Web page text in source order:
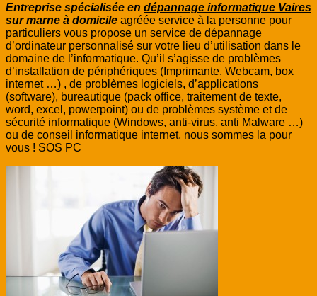
Entreprise spécialisée en dépannage informatique Vaires
sur marne à domicile agréée service à la personne pour
particuliers vous propose un service de dépannage
d’ordinateur personnalisé sur votre lieu d’utilisation dans le
domaine de l’informatique. Qu’il s’agisse de problèmes
d’installation de périphériques (Imprimante, Webcam, box
internet …) , de problèmes logiciels, d’applications
(software), bureautique (pack office, traitement de texte,
word, excel, powerpoint) ou de problèmes système et de
sécurité informatique (Windows, anti-virus, anti Malware …)
ou de conseil informatique internet, nous sommes la pour
vous ! SOS PC